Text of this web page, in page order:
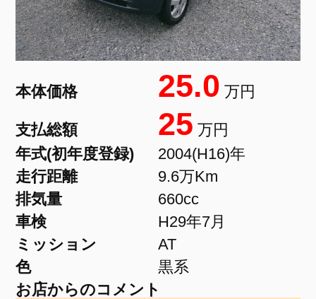
本体価格 25.0 万円
支払総額 25 万円
年式(初年度登録)
2004(H16)年
走行距離
9.6万Km
排気量
660cc
車検
H29年7月
ミッション
AT
色
黒系
お店からのコメント